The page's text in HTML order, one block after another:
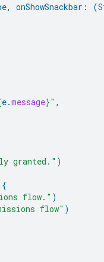
, onShowSnackbar : (
e.message}" ,
granted." )
{
flow." )
flow" )